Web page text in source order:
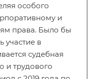
особого
и
права. Было бы
участие в
судебная
и трудового